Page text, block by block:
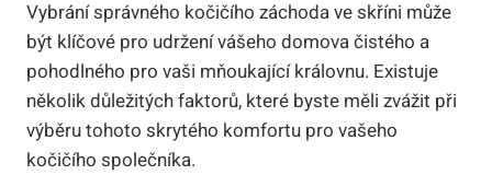
Vybrání správného kočičího záchoda ve skříni může
být klíčové pro udržení vášeho domova čistého a
pohodlného pro vaši mňoukající královnu. Existuje
několik důležitých faktorů, které byste měli zvážit při
výběru tohoto skrytého komfortu pro vašeho
kočičího společníka.